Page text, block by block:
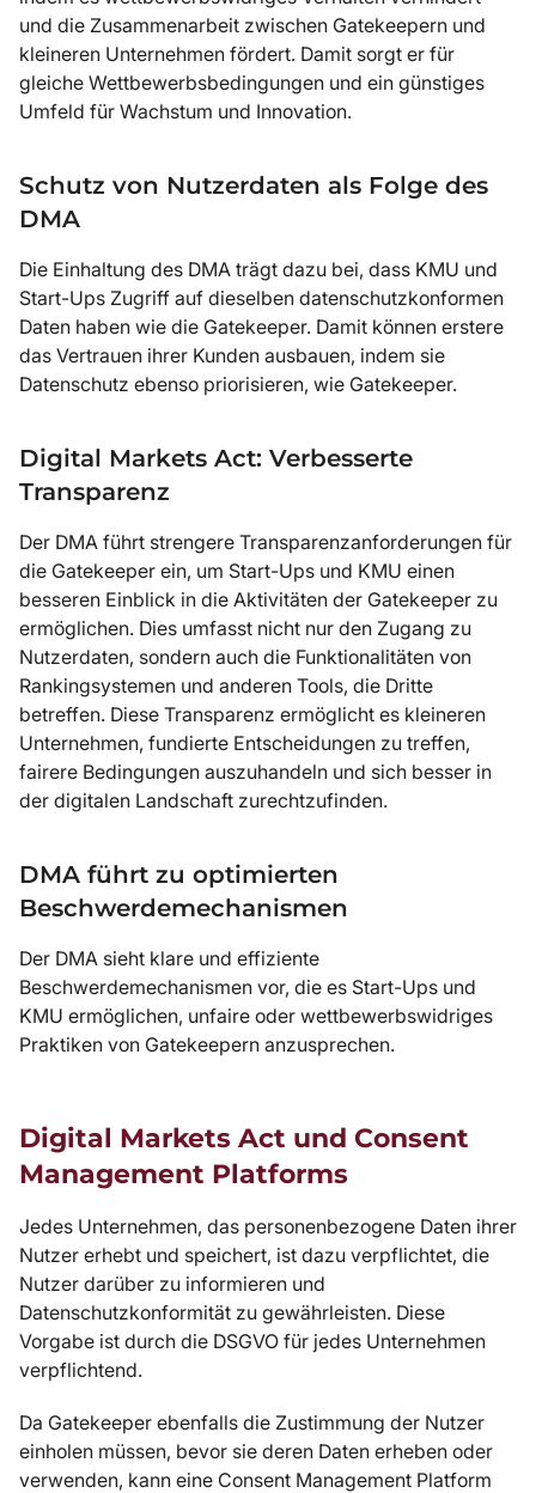
und die Zusammenarbeit zwischen Gatekeepern und
kleineren Unternehmen fördert. Damit sorgt er für
gleiche Wettbewerbsbedingungen und ein günstiges
Umfeld für Wachstum und Innovation.
Schutz von Nutzerdaten als Folge des
DMA
Die Einhaltung des DMA trägt dazu bei, dass KMU und
Start-Ups Zugriff auf dieselben datenschutzkonformen
Daten haben wie die Gatekeeper. Damit können erstere
das Vertrauen ihrer Kunden ausbauen, indem sie
Datenschutz ebenso priorisieren, wie Gatekeeper.
Digital Markets Act: Verbesserte
Transparenz
Der DMA führt strengere Transparenzanforderungen für
die Gatekeeper ein, um Start-Ups und KMU einen
besseren Einblick in die Aktivitäten der Gatekeeper zu
ermöglichen. Dies umfasst nicht nur den Zugang zu
Nutzerdaten, sondern auch die Funktionalitäten von
Rankingsystemen und anderen Tools, die Dritte
betreffen. Diese Transparenz ermöglicht es kleineren
Unternehmen, fundierte Entscheidungen zu treffen,
fairere Bedingungen auszuhandeln und sich besser in
der digitalen Landschaft zurechtzufinden.
DMA führt zu optimierten
Beschwerdemechanismen
Der DMA sieht klare und effiziente
Beschwerdemechanismen vor, die es Start-Ups und
KMU ermöglichen, unfaire oder wettbewerbswidriges
Praktiken von Gatekeepern anzusprechen.
Digital Markets Act und Consent
Management Platforms
Jedes Unternehmen, das personenbezogene Daten ihrer
Nutzer erhebt und speichert, ist dazu verpflichtet, die
Nutzer darüber zu informieren und
Datenschutzkonformität zu gewährleisten. Diese
Vorgabe ist durch die DSGVO für jedes Unternehmen
verpflichtend.
Da Gatekeeper ebenfalls die Zustimmung der Nutzer
einholen müssen, bevor sie deren Daten erheben oder
verwenden, kann eine Consent Management Platform